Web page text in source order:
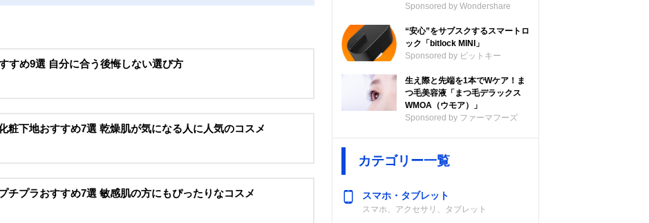
すめ9選 自分に合う後悔しない選び方
粧下地おすすめ7選 乾燥肌が気になる人に人気のコスメ
チプラおすすめ7選 敏感肌の方にもぴったりなコスメ
Sponsored by Wondershare
“安心”をサブスクするスマートロ
ック「bitlock MINI」
Sponsored by ビットキー
生え際と先端を1本でWケア！ま
つ毛美容液「まつ毛デラックス
WMOA（ウモア）」
Sponsored by ファーマフーズ
カテゴリー一覧
スマホ・タブレット
スマホ、アクセサリ、タブレット